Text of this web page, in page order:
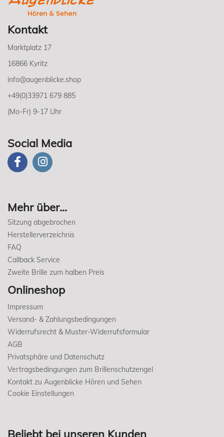
Kontakt
Marktplatz 17
16866 Kyritz
info@augenblicke.shop
+49(0)33971 679 885
(Mo-Fr) 9-17 Uhr
Social Media
Mehr über...
Sitzung abgebrochen
Herstellerverzeichnis
FAQ
Callback Service
Zweite Brille zum halben Preis
Onlineshop
Impressum
Versand- & Zahlungsbedingungen
Widerrufsrecht & Muster-Widerrufsformular
AGB
Privatsphäre und Datenschutz
Vertragsbedingungen zum Brillenschutzengel
Kontakt zu Augenblicke Hören und Sehen
Cookie Einstellungen
Beliebt bei unseren Kunden